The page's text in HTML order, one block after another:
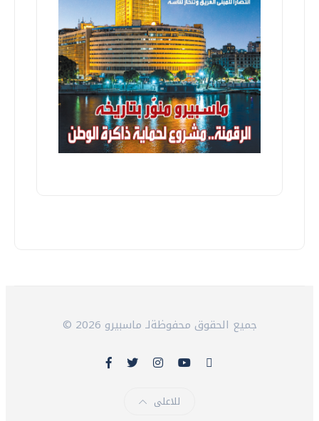
© 2026 جميع الحقوق محفوظةلـ ماسبيرو
للاعلى